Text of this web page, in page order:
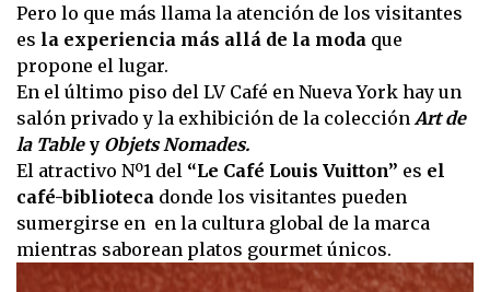
Pero lo que más llama la atención de los visitantes
es la experiencia más allá de la moda que
propone el lugar.
En el último piso del LV Café en Nueva York hay un
salón privado y la exhibición de la colección Art de
la Table y Objets Nomades.
El atractivo Nº1 del “Le Café Louis Vuitton” es el
café-biblioteca donde los visitantes pueden
sumergirse en en la cultura global de la marca
mientras saborean platos gourmet únicos.